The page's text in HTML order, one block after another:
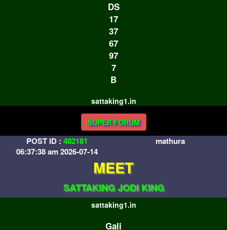
DS
17
37
67
97
7
B
sattaking1.in
SUPER FORUM
POST ID : 402181
06:37:38 am 2026-07-14
mathura
MEET
SATTAKING JODI KING
sattaking1.in
Gali